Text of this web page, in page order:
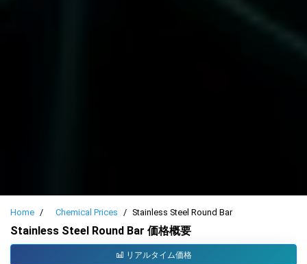
Home Chemical Prices Stainless Steel Round Bar
Stainless Steel Round Bar 価格概要
リアルタイム価格